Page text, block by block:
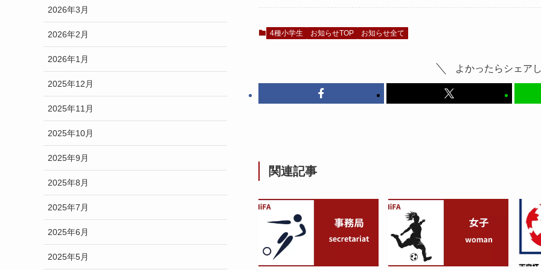
4種小学生 お知らせTOP お知らせ全て
よかったらシェア
関連記事
2026年3月
2026年2月
2026年1月
2025年12月
2025年11月
2025年10月
2025年9月
2025年8月
2025年7月
2025年6月
2025年5月